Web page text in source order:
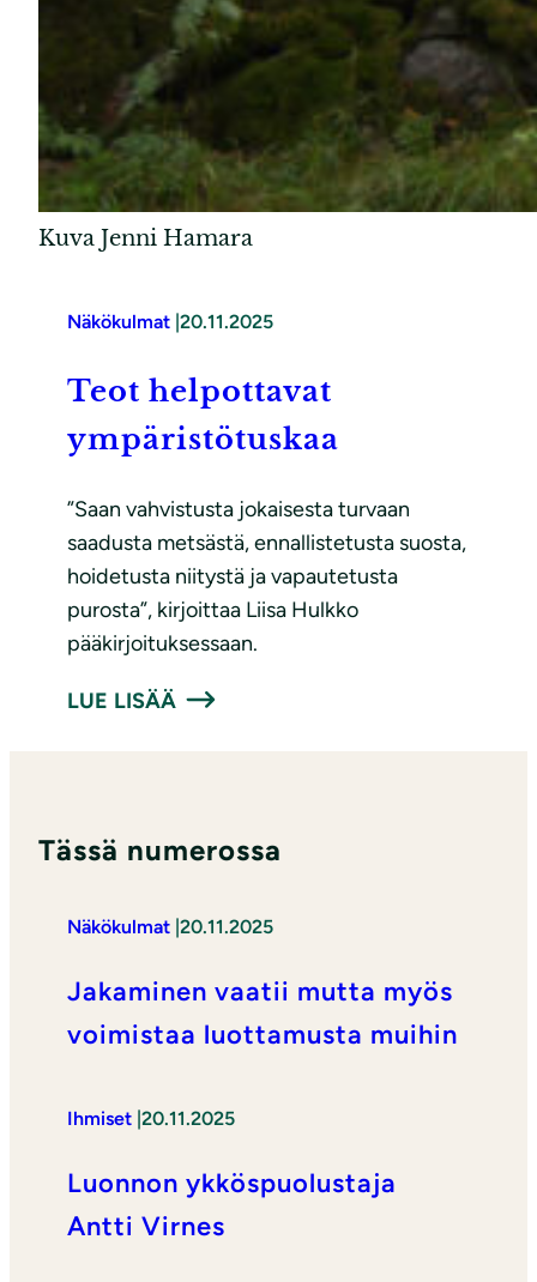
Kuva Jenni Hamara
Näkökulmat 20.11.2025
Teot helpottavat
ympäristötuskaa
”Saan vahvistusta jokaisesta turvaan
saadusta metsästä, ennallistetusta suosta,
hoidetusta niitystä ja vapautetusta
purosta”, kirjoittaa Liisa Hulkko
pääkirjoituksessaan.
LUE LISÄÄ
Tässä numerossa
Näkökulmat |20.11.2025
Jakaminen vaatii mutta myös
voimistaa luottamusta muihin
Ihmiset |20.11.2025
Luonnon ykköspuolustaja
Antti Virnes